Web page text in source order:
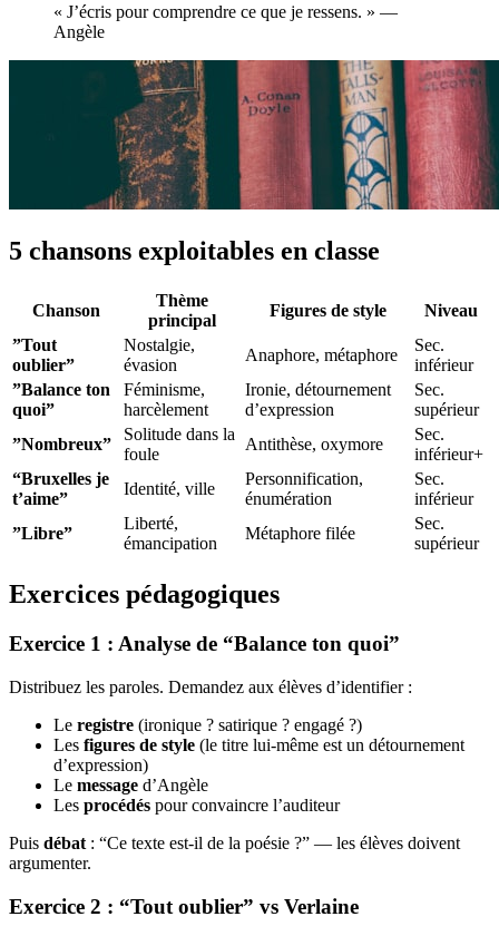
« J’écris pour comprendre ce que je ressens. » —
Angèle
5 chansons exploitables en classe
Chanson
Thème
principal
Figures de style
Niveau
”Tout
oublier”
Nostalgie,
évasion
Anaphore, métaphore
Sec.
inférieur
”Balance ton
quoi”
Féminisme,
harcèlement
Ironie, détournement
d’expression
Sec.
supérieur
”Nombreux”
Solitude dans la
foule
Antithèse, oxymore
Sec.
inférieur+
“Bruxelles je
t’aime”
Identité, ville
Personnification,
énumération
Sec.
inférieur
”Libre”
Liberté,
émancipation
Métaphore filée
Sec.
supérieur
Exercices pédagogiques
Exercice 1 : Analyse de “Balance ton quoi”
Distribuez les paroles. Demandez aux élèves d’identifier :
Le registre (ironique ? satirique ? engagé ?)
Les figures de style (le titre lui-même est un détournement
d’expression)
Le message d’Angèle
Les procédés pour convaincre l’auditeur
Puis débat : “Ce texte est-il de la poésie ?” — les élèves doivent
argumenter.
Exercice 2 : “Tout oublier” vs Verlaine